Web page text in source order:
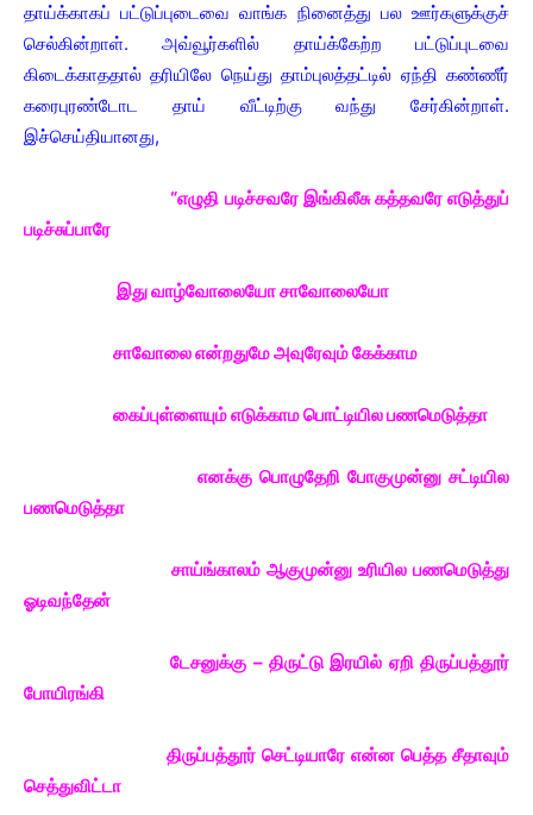
தாய்க்காகப் பட்டுப்புடைவை வாங்க நினைத்து பல ஊர்களுக்குச்
செல்கின்றாள். அவ்வூர்களில் தாய்க்கேற்ற பட்டுப்புடவை
கிடைக்காததால் தரியிலே நெய்து தாம்புலத்தட்டில் ஏந்தி கண்ணீர்
கரைபுரண்டோட தாய் வீட்டிற்கு வந்து சேர்கின்றாள்.
இச்செய்தியானது,
“எழுதி படிச்சவரே இங்கிலீசு கத்தவரே எடுத்துப்
படிச்சுப்பாரே
இது வாழ்வோலையோ சாவோலையோ
சாவோலை என்றதுமே அவுரேவும் கேக்காம
கைப்புள்ளையும் எடுக்காம பொட்டியில பணமெடுத்தா
எனக்கு பொழுதேறி போகுமுன்னு சட்டியில
பணமெடுத்தா
சாய்ங்காலம் ஆகுமுன்னு உரியில பணமெடுத்து
ஓடிவந்தேன்
டேசனுக்கு – திருட்டு இரயில் ஏறி திருப்பத்தூர்
போயிரங்கி
திருப்பத்தூர் செட்டியாரே என்ன பெத்த சீதாவும்
செத்துவிட்டா